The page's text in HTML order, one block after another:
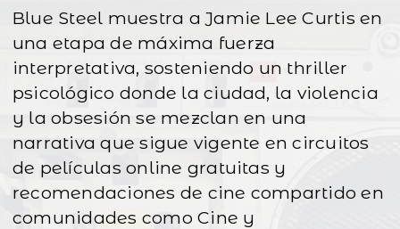
Blue Steel muestra a Jamie Lee Curtis en
una etapa de máxima fuerza
interpretativa, sosteniendo un thriller
psicológico donde la ciudad, la violencia
y la obsesión se mezclan en una
narrativa que sigue vigente en circuitos
de películas online gratuitas y
recomendaciones de cine compartido en
comunidades como Cine y